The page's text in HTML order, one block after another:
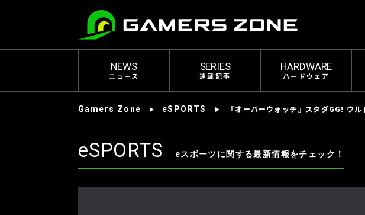
NEWS
ニュース
SERIES
連載記事
HARDWARE
ハードウェア
Gamers Zone eSPORTS 『オーバーウォッチ』スタダGG! ウ
eSPORTS eスポーツに関する最新情報をチェック！